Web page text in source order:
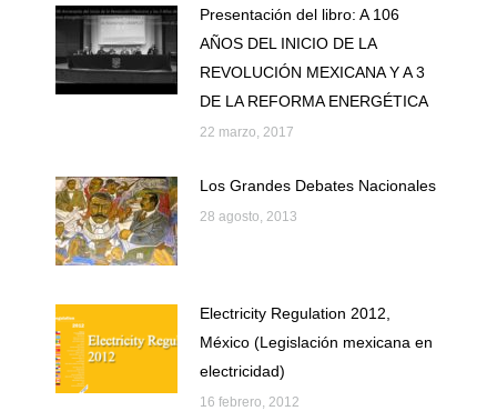
Presentación del libro: A 106
AÑOS DEL INICIO DE LA
REVOLUCIÓN MEXICANA Y A 3
DE LA REFORMA ENERGÉTICA
22 marzo, 2017
Los Grandes Debates Nacionales
28 agosto, 2013
Electricity Regulation 2012,
México (Legislación mexicana en
electricidad)
16 febrero, 2012